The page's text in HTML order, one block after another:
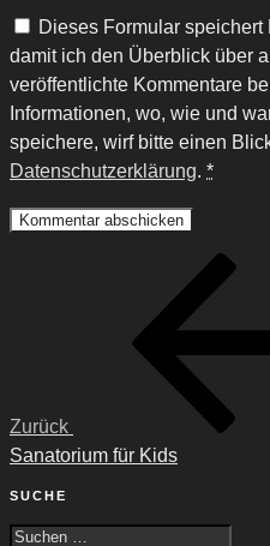
Dieses Formular
damit ich den Überblick über
veröffentlichte Kommentare
Informationen, wo, wie und
speichere, wirf bitte einen
Datenschutzerklärung. *
Beitragsnavigation
Zurück
Sanatorium für Kids
SUCHE
Suche